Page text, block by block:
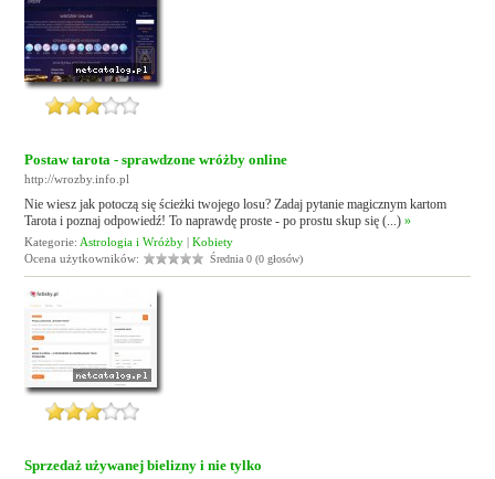
Postaw tarota - sprawdzone wróżby online
http://wrozby.info.pl
Nie wiesz jak potoczą się ścieżki twojego losu? Zadaj pytanie magicznym kartom
Tarota i poznaj odpowiedź! To naprawdę proste - po prostu skup się (...)»
Kategorie: Astrologia i Wróżby |Kobiety
Ocena użytkowników:
Średnia 0 (0 głosów)
Sprzedaż używanej bielizny i nie tylko